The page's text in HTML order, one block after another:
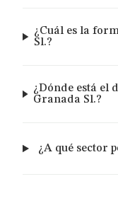
¿Cuál es la
Sl.?
¿Dónde está el
Granada Sl.?
¿A qué sector